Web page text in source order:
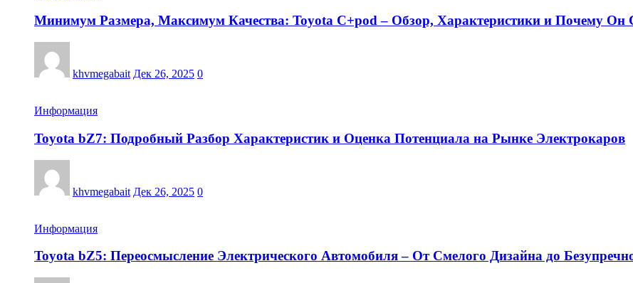
Минимум Размера, Максимум Качества: Toyota C+pod – Обзор, Характеристики и Почему
khvmegabait Дек 26, 2025 0
Информация
Toyota bZ7: Подробный Разбор Характеристик и Оценка Потенциала на Рынке Электрокаров
khvmegabait Дек 26, 2025 0
Информация
Toyota bZ5: Переосмысление Электрического Автомобиля – От Смелого Дизайна до